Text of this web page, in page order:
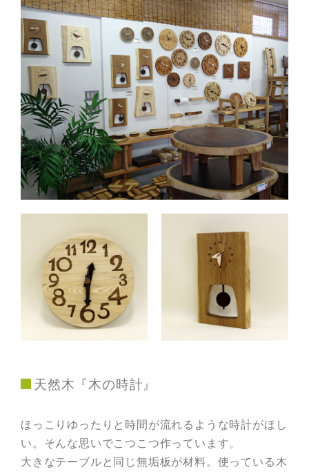
天然木『木の時計』
ほっこりゆったりと時間が流れるような時計がほし
い。そんな思いでこつこつ作っています。
大きなテーブルと同じ無垢板が材料。使っている木